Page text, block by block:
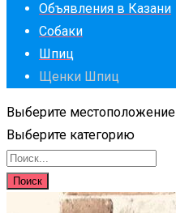
Объявления в Казани
Собаки
Шпиц
Щенки Шпиц
Выберите местоположение
Выберите категорию
Поиск